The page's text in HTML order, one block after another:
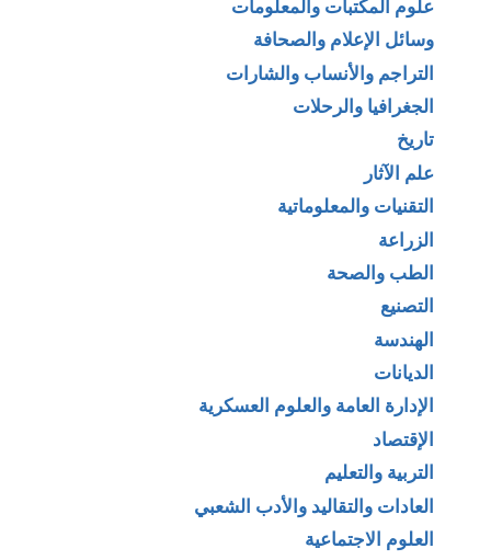
علوم المكتبات والمعلومات
وسائل الإعلام والصحافة
التراجم والأنساب والشارات
الجغرافيا والرحلات
تاريخ
علم الآثار
التقنيات والمعلوماتية
الزراعة
الطب والصحة
التصنيع
الهندسة
الديانات
الإدارة العامة والعلوم العسكرية
الإقتصاد
التربية والتعليم
العادات والتقاليد والأدب الشعبي
العلوم الاجتماعية